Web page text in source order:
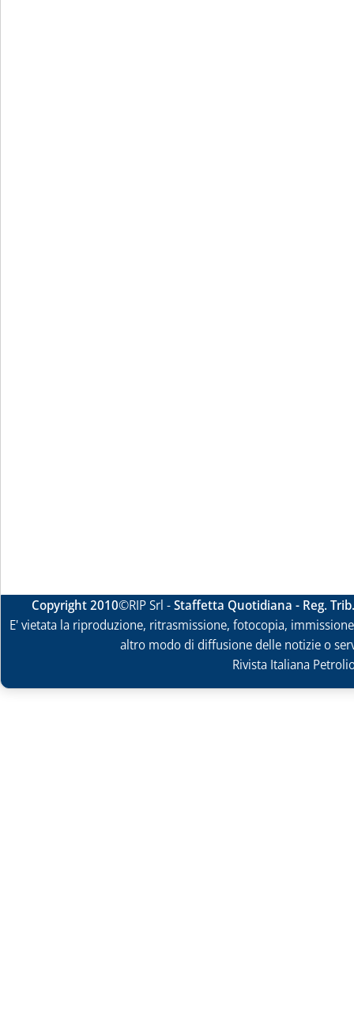
Copyright 2010©RIP Srl -Staffetta Quotidiana - Reg.
E' vietata la riproduzione, ritrasmissione, fotocopia,
altro modo di diffusione delle notizie o
Rivista Italiana